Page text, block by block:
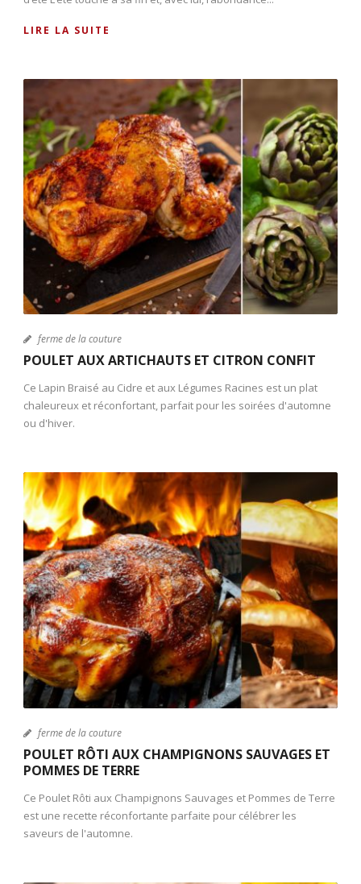
LIRE LA SUITE
ferme de la couture
POULET AUX ARTICHAUTS ET CITRON CONFIT
Ce Lapin Braisé au Cidre et aux Légumes Racines est un plat
chaleureux et réconfortant, parfait pour les soirées d'automne
ou d'hiver.
ferme de la couture
POULET RÔTI AUX CHAMPIGNONS SAUVAGES ET
POMMES DE TERRE
Ce Poulet Rôti aux Champignons Sauvages et Pommes de Terre
est une recette réconfortante parfaite pour célébrer les
saveurs de l'automne.